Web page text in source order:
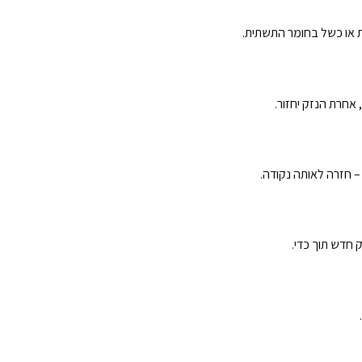
או כשל בחומר התשתית.
הנזק יחזור.
חזרה לאותה נקודה.
חדש תוך כדי.